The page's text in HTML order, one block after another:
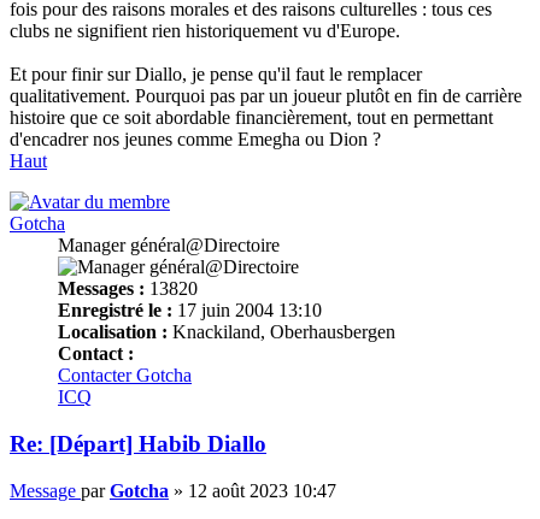
fois pour des raisons morales et des raisons culturelles : tous ces
clubs ne signifient rien historiquement vu d'Europe.
Et pour finir sur Diallo, je pense qu'il faut le remplacer
qualitativement. Pourquoi pas par un joueur plutôt en fin de carrière
histoire que ce soit abordable financièrement, tout en permettant
d'encadrer nos jeunes comme Emegha ou Dion ?
Haut
Gotcha
Manager général@Directoire
Messages : 13820
Enregistré le : 17 juin 2004 13:10
Localisation : Knackiland, Oberhausbergen
Contact :
Contacter Gotcha
ICQ
Re: [Départ] Habib Diallo
Message parGotcha » 12 août 2023 10:47